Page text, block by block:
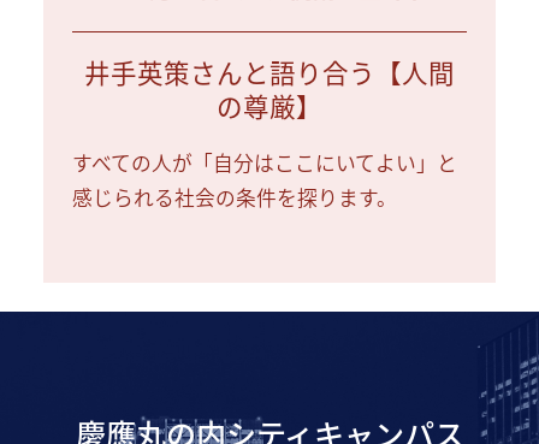
井手英策さんと語り合う【人間
の尊厳】
すべての人が「自分はここにいてよい」と
感じられる社会の条件を探ります。
慶應丸の内シティキャンパス